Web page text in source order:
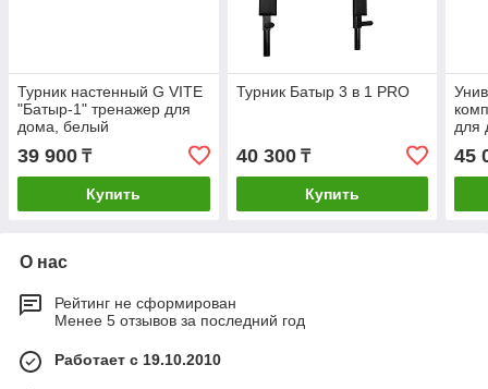
Турник настенный G VITE
"Батыр-1" тренажер для
дома, белый
39 900 ₸
Купить
Турник Батыр 3 в 1 PRO
40 300₸
Купить
для
45
О нас
Рейтинг не сформирован
Менее 5 отзывов за последний год
Работает с 19.10.2010